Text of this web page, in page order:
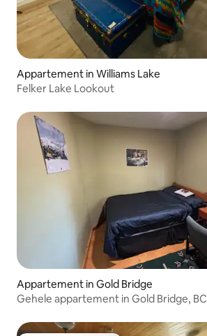
Appartement in Williams Lake
Felker Lake Lookout
Appartement in Gold Bridge
Gehele appartement in Gold Bridge, BC